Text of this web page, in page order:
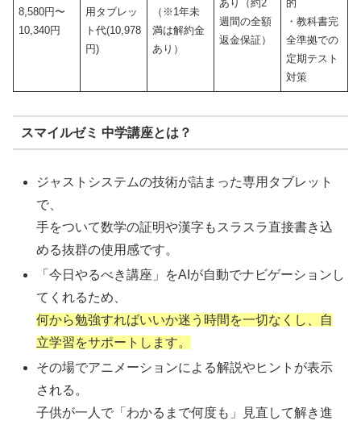
8,580円〜
10,340円
用タブレッ
ト代(10,978
円)
（※1年未
満は解約金
あり）
あり（約2
週間の全額
返金保証）
的
・教科書完
全準拠での
定期テスト
対策
スマイルゼミ 中学講座とは？
ジャストシステムの技術が詰まった専用タブレット
で、
手をついて数学の証明や漢字もスラスラ直接書き込
める抜群の使用感です。
「今日やるべき講座」をAIが自動でナビゲーションし
てくれるため、
何から勉強すればいいか迷う時間を一切なくし、自
立学習をサポートします。
その場でアニメーションによる解説やヒントが表示
される。
子供が一人で「わかるまで何度も」見直して解き進